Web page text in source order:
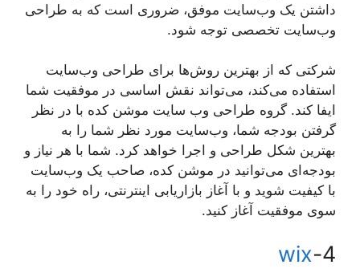
داشتن یک وب‌سایت موفق، ضروری است که به طراحی
وب‌سایت تخصصی توجه شود.
شرکتی که از بهترین روش‌ها برای طراحی وب‌سایت
استفاده می‌کند، می‌تواند نقش اساسی در موفقیت شما
ایفا کند. گروه طراحی وب سایت موشن کده با در نظر
گرفتن بودجه شما، وب‌سایت مورد نظر شما را به
بهترین شکل طراحی و اجرا خواهد کرد. شما با هر نیاز و
بودجه‌ای می‌توانید در موشن کده، صاحب یک وب‌سایت
با کیفیت شوید و با آغاز بازاریابی اینترنتی، راه خود را به
سوی موفقیت آغاز کنید.
4-
wix